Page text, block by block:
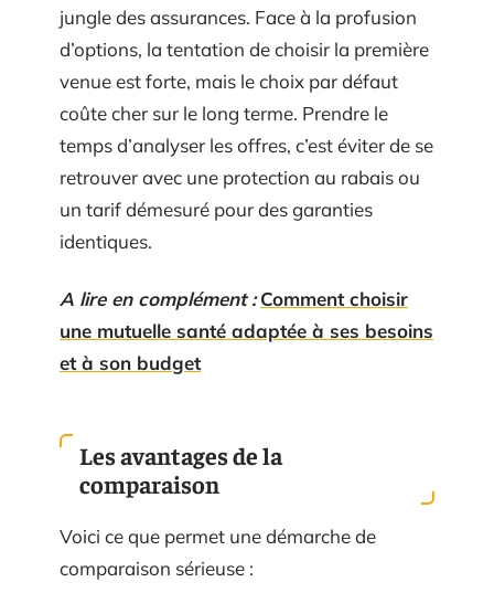
jungle des assurances. Face à la profusion
d’options, la tentation de choisir la première
venue est forte, mais le choix par défaut
coûte cher sur le long terme. Prendre le
temps d’analyser les offres, c’est éviter de se
retrouver avec une protection au rabais ou
un tarif démesuré pour des garanties
identiques.
A lire en complément : Comment choisir
une mutuelle santé adaptée à ses besoins
et à son budget
Les avantages de la
comparaison
Voici ce que permet une démarche de
comparaison sérieuse :